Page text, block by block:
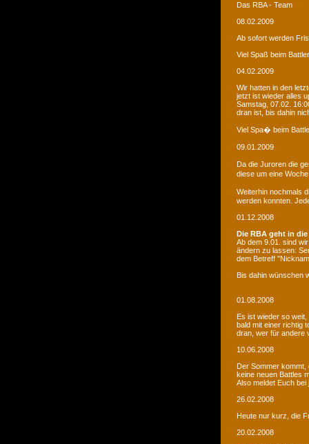
Das RBA - Team
08.02.2009
Ab sofort werden
Viel Spaß beim
04.02.2009
Wir hatten in den
jetzt ist wieder alles
Samstag, 07.02.
dran ist, bis dahin
Viel Spa� beim
09.01.2009
Da die Juroren die
diese um eine
Weiterhin nochmals
werden konnten.
01.12.2008
Die RBA geht in
Ab dem 9.01. sind
ändern zu lassen:
dem Betreff
Bis dahin wünschen
01.08.2008
Es ist wieder so weit,
bald mit einer richtig
dran, wer für andere
10.06.2008
Der Sommer kommt,
keine neuen Battles
Also meldet Euch
26.02.2008
Heute nur kurz, die
20.02.2008